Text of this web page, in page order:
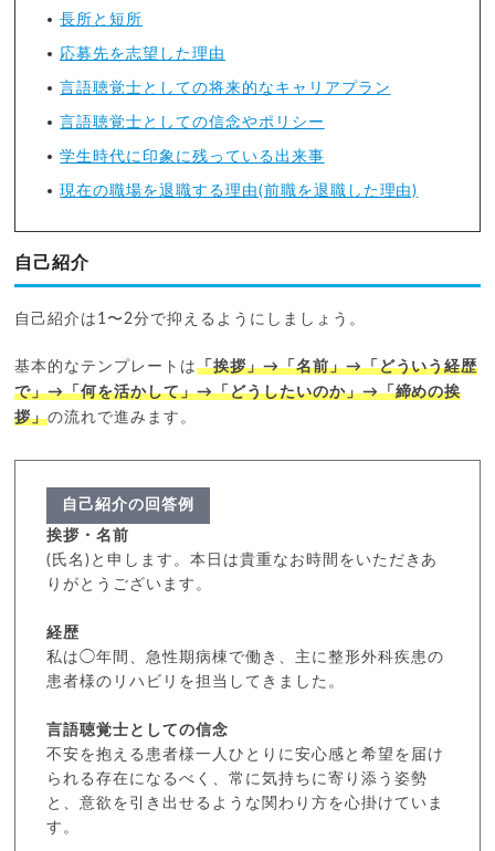
長所と短所
応募先を志望した理由
言語聴覚士としての将来的なキャリアプラン
言語聴覚士としての信念やポリシー
学生時代に印象に残っている出来事
現在の職場を退職する理由(前職を退職した理由)
自己紹介
自己紹介は1〜2分で抑えるようにしましょう。
基本的なテンプレートは「挨拶」→「名前」→「どういう経歴
で」→「何を活かして」→「どうしたいのか」→「締めの挨
拶」の流れで進みます。
自己紹介の回答例
挨拶・名前
(氏名)と申します。本日は貴重なお時間をいただきあ
りがとうございます。
経歴
私は◯年間、急性期病棟で働き、主に整形外科疾患の
患者様のリハビリを担当してきました。
言語聴覚士としての信念
不安を抱える患者様一人ひとりに安心感と希望を届け
られる存在になるべく、常に気持ちに寄り添う姿勢
と、意欲を引き出せるような関わり方を心掛けていま
す。